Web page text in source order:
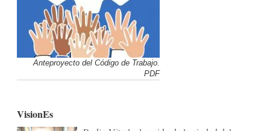
Anteproyecto del Código de Trabajo.
PDF
VisionEs